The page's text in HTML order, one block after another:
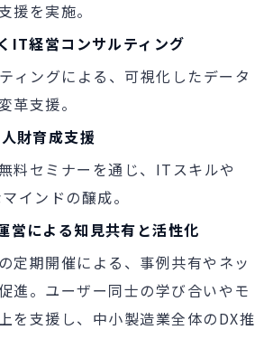
援を実施。
IT経営コンサルティング
ィングによる、可視化したデータ
革支援。
財育成支援
料セミナーを通じ、ITスキルや
インドの醸成。
営による知見共有と活性化
定期開催による、事例共有やネッ
進。ユーザー同士の学び合いやモ
を支援し、中小製造業全体のDX推